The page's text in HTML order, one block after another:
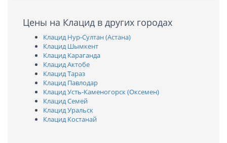
Цены на Клацид в других городах
Клацид Нур-Султан (Астана)
Клацид Шымкент
Клацид Караганда
Клацид Актобе
Клацид Тараз
Клацид Павлодар
Клацид Усть-Каменогорск (Оксемен)
Клацид Семей
Клацид Уральск
Клацид Костанай